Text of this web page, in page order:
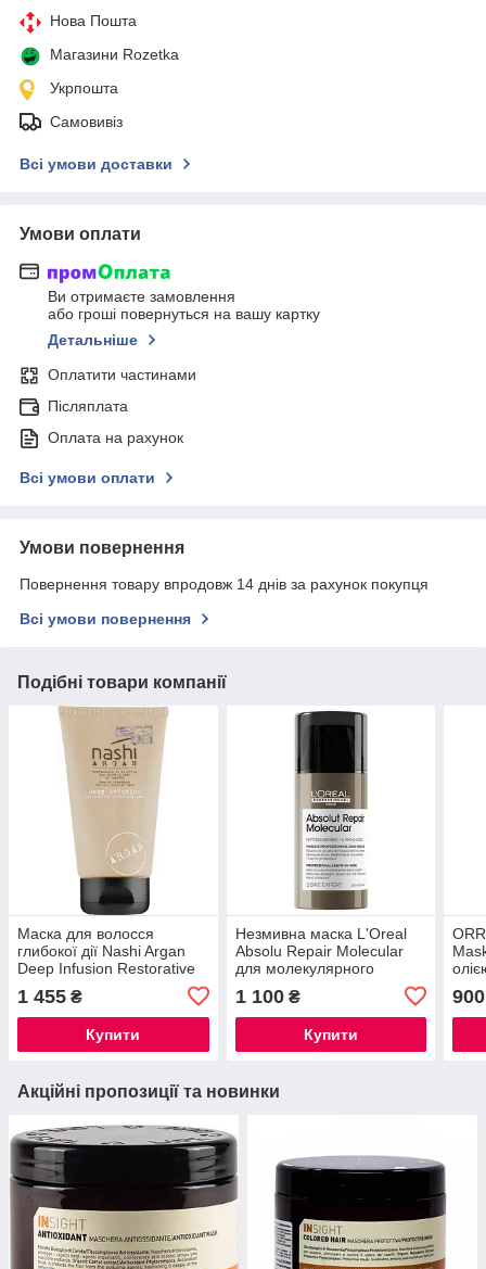
Нова Пошта
Магазини Rozetka
Укрпошта
Самовивіз
Всі умови доставки
Умови оплати
Ви отримаєте замовлення
або гроші повернуться на вашу картку
Детальніше
Оплатити частинами
Післяплата
Оплата на рахунок
Всі умови оплати
Умови повернення
Повернення товару впродовж 14 днів за рахунок покупця
Всі умови повернення
Подібні товари компанії
Маска для волосся
глибокої дії Nashi Argan
Deep Infusion Restorative
1 455 ₴
Купити
Незмивна маска L'Oreal
Absolu Repair Molecular
для молекулярного
пошкодженого волосся
100 мл
1 100₴
Купити
900
Акційні пропозиції та новинки